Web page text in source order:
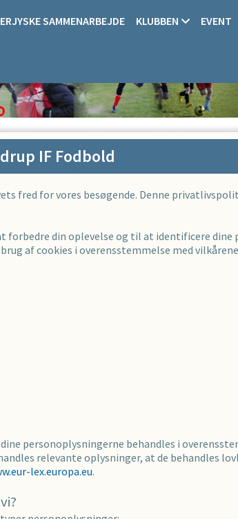
SAMMENARBEJDE KLUBBEN EVENT
IF Fodbold
fred for vores besøgende. Denne
forbedre din oplevelse og til at identificere dine
af cookies i overensstemmelse med
personoplysningerne behandles i
relevante oplysninger, at de behandles
lex.europa.eu.